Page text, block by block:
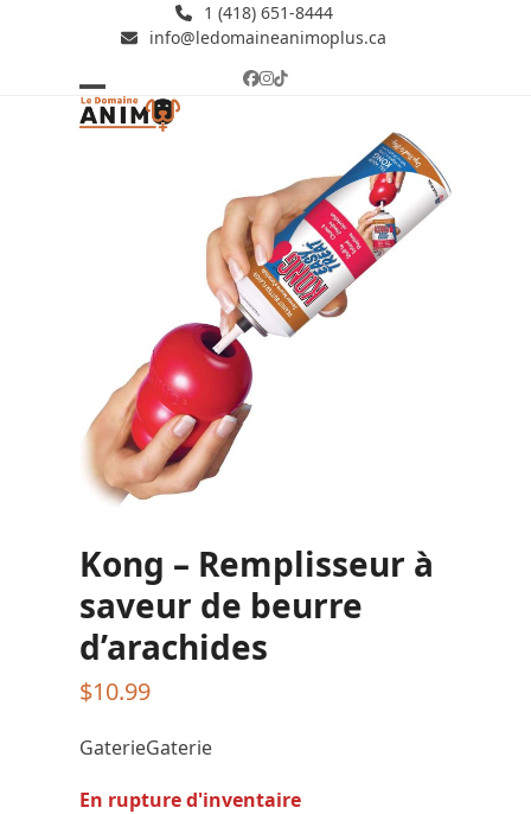
1 (418) 651-8444
info@ledomaineanimoplus.ca
Facebook
Instagram
Tiktok
Open
Close
Kong – Remplisseur à
saveur de beurre
d’arachides
$10.99
GaterieGaterie
En rupture d'inventaire